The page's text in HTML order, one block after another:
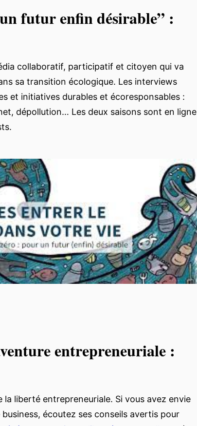
futur enfin désirable” :
collaboratif, participatif et citoyen qui va
sa transition écologique. Les interviews
et initiatives durables et écoresponsables :
dépollution… Les deux saisons sont en ligne
entrepreneuriale :
liberté entrepreneuriale. Si vous avez envie
écoutez ses conseils avertis pour